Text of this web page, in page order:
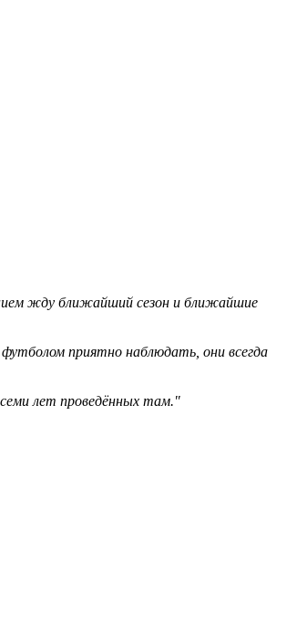
жду ближайший сезон и ближайшие
приятно наблюдать, они всегда
семи лет проведённых там."